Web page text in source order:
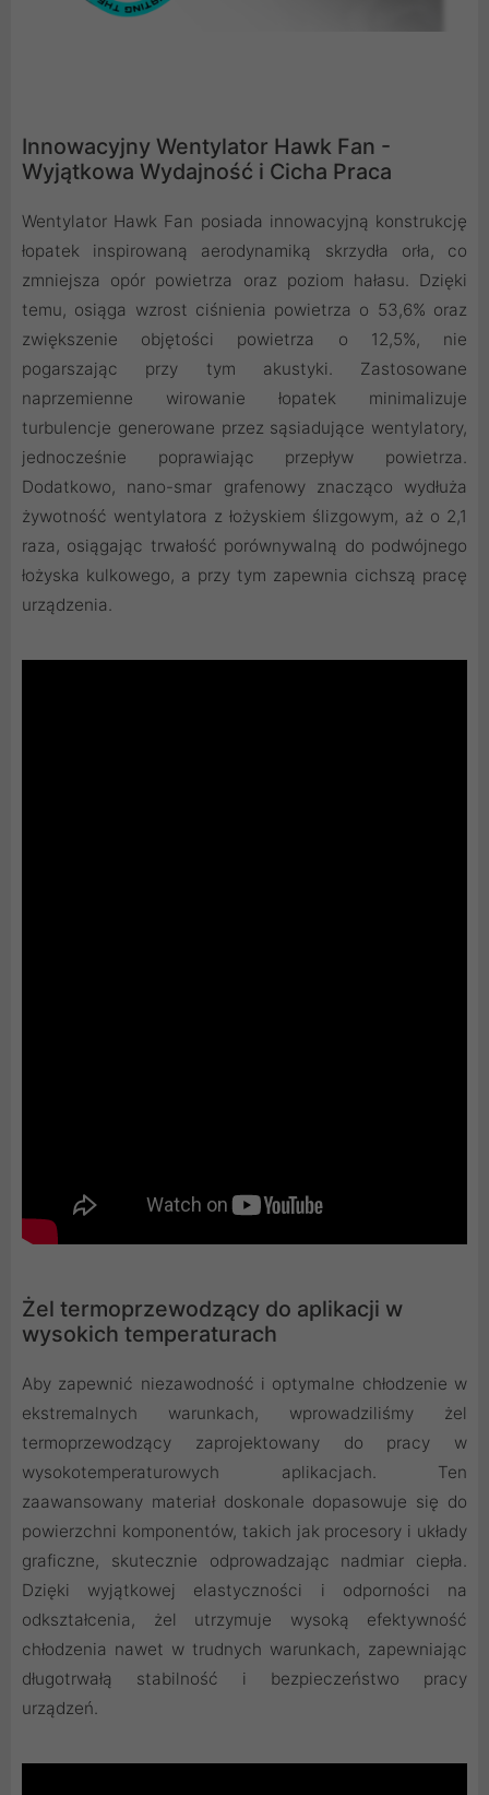
Innowacyjny Wentylator Hawk Fan -
Wyjątkowa Wydajność i Cicha Praca
Wentylator Hawk Fan posiada innowacyjną konstrukcję
łopatek inspirowaną aerodynamiką skrzydła orła, co
zmniejsza opór powietrza oraz poziom hałasu. Dzięki
temu, osiąga wzrost ciśnienia powietrza o 53,6% oraz
zwiększenie objętości powietrza o 12,5%, nie
pogarszając przy tym akustyki. Zastosowane
naprzemienne wirowanie łopatek minimalizuje
turbulencje generowane przez sąsiadujące wentylatory,
jednocześnie poprawiając przepływ powietrza.
Dodatkowo, nano-smar grafenowy znacząco wydłuża
żywotność wentylatora z łożyskiem ślizgowym, aż o 2,1
raza, osiągając trwałość porównywalną do podwójnego
łożyska kulkowego, a przy tym zapewnia cichszą pracę
urządzenia.
Żel termoprzewodzący do aplikacji w
wysokich temperaturach
Aby zapewnić niezawodność i optymalne chłodzenie w
ekstremalnych warunkach, wprowadziliśmy żel
termoprzewodzący zaprojektowany do pracy w
wysokotemperaturowych aplikacjach. Ten
zaawansowany materiał doskonale dopasowuje się do
powierzchni komponentów, takich jak procesory i układy
graficzne, skutecznie odprowadzając nadmiar ciepła.
Dzięki wyjątkowej elastyczności i odporności na
odkształcenia, żel utrzymuje wysoką efektywność
chłodzenia nawet w trudnych warunkach, zapewniając
długotrwałą stabilność i bezpieczeństwo pracy
urządzeń.